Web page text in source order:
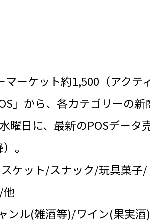
ーケット約1,500（アクテ
」から、各カテゴリーの新
曜日に、最新のPOSデータ
。
ケット/スナック/玩具菓子/
ル(雑酒等)/ワイン(果実